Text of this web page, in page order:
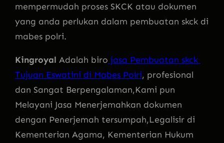
mempermudah proses SKCK atau dokumen
yang anda perlukan dalam pembuatan skck di
mabes polri.
Kingroyal Adalah biro jasa Pembuatan skck
Tujuan Eswatini di Mabes Polri, profesional
dan Sangat Berpengalaman,Kami pun
Melayani Jasa Menerjemahkan dokumen
dengan Penerjemah tersumpah,Legalisir di
Kementerian Agama, Kementerian Hukum